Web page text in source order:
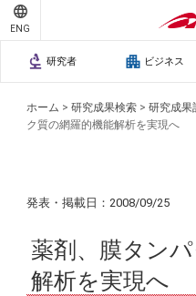
ENG
研究者 ビジネス
ホーム >研究成果検索 >研究成果
ク質の網羅的機能解析を実現へ
発表・掲載日：2008/09/25
薬剤、膜タン
解析を実現へ